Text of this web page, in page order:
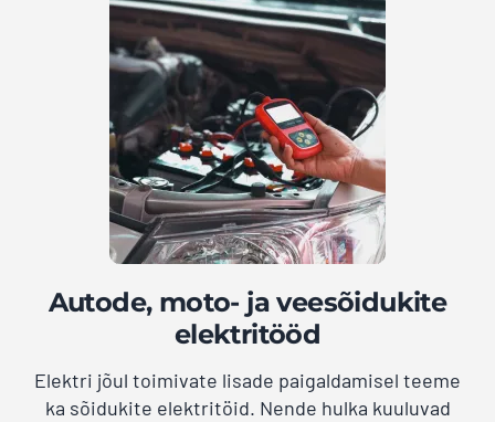
Autode, moto- ja veesõidukite
elektritööd
Elektri jõul toimivate lisade paigaldamisel teeme
ka sõidukite elektritöid. Nende hulka kuuluvad